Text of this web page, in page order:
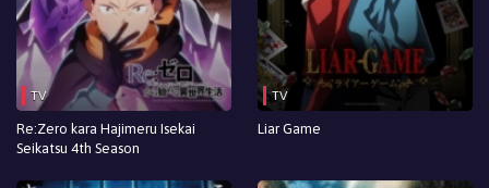
TV
Re:Zero kara Hajimeru Isekai
Seikatsu 4th Season
TV
Liar Game